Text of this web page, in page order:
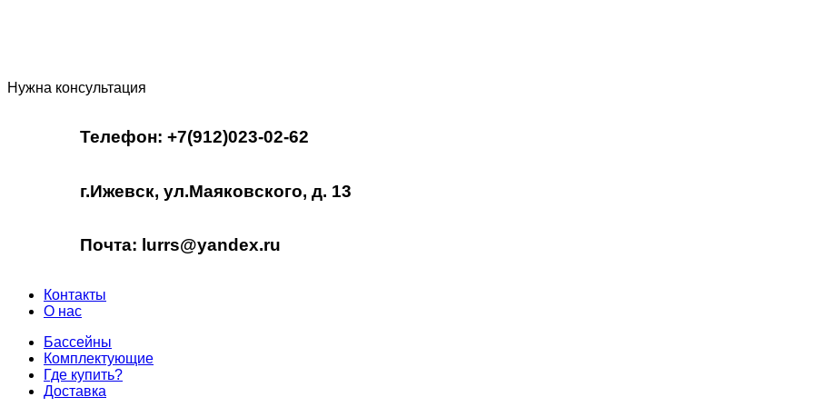
Нужна консультация
Телефон: +7(912)023-02-62
г.Ижевск, ул.Маяковского, д. 13
Почта: lurrs@yandex.ru
Контакты
О нас
Бассейны
Комплектующие
Где купить?
Доставка